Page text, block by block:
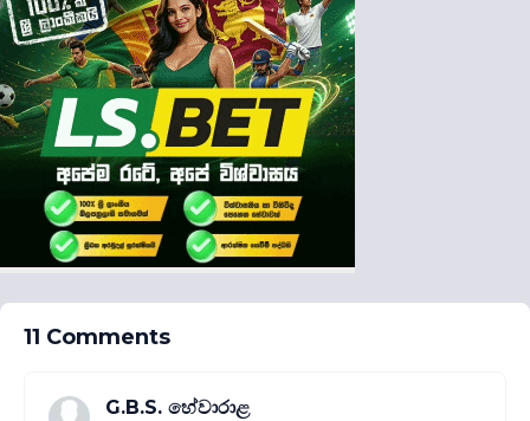
11 Comments
G.B.S. හේවාරාළ